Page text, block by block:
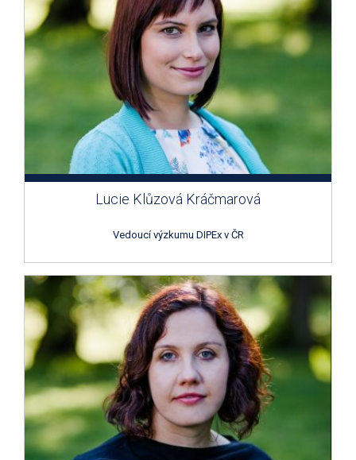
Lucie Klůzová Kráčmarová
Vedoucí výzkumu DIPEx v ČR